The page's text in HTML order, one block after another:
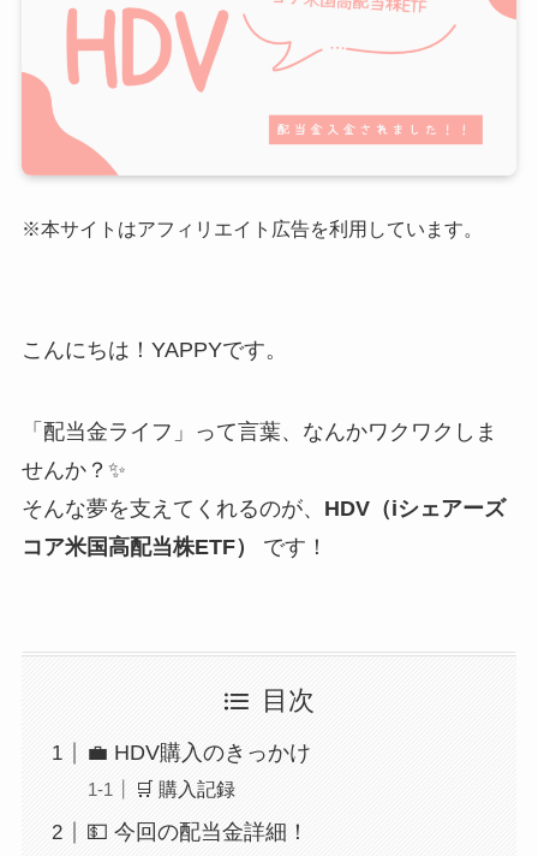
※本サイトはアフィリエイト広告を利用しています。
こんにちは！YAPPYです。
「配当金ライフ」って言葉、なんかワクワクしま
せんか？✨
そんな夢を支えてくれるのが、 HDV（iシェアーズ
コア米国高配当株ETF）
です！
目次
💼 HDV購入のきっかけ
🛒 購入記録
💵 今回の配当金詳細！